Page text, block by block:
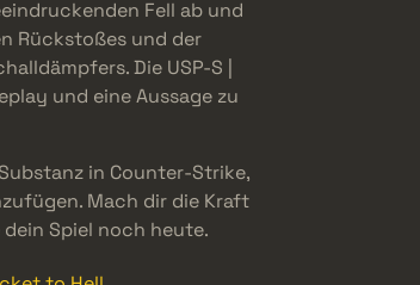
Fell ab und
Rückstoßes und der
Die USP-S |
und eine Aussage zu
in Counter-Strike,
Mach dir die Kraft
Spiel noch heute.